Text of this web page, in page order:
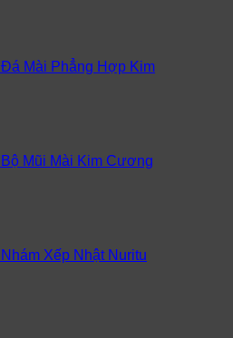
Đá Mài Phẳng Hợp Kim
Bộ Mũi Mài Kim Cương
Nhám Xếp Nhật Nuritu